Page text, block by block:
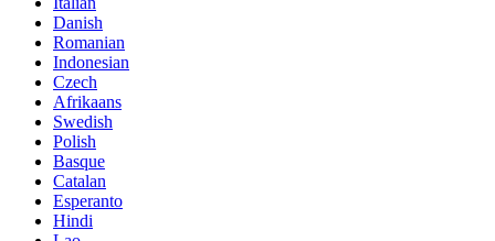
Danish
Romanian
Indonesian
Czech
Afrikaans
Swedish
Polish
Basque
Catalan
Esperanto
Hindi